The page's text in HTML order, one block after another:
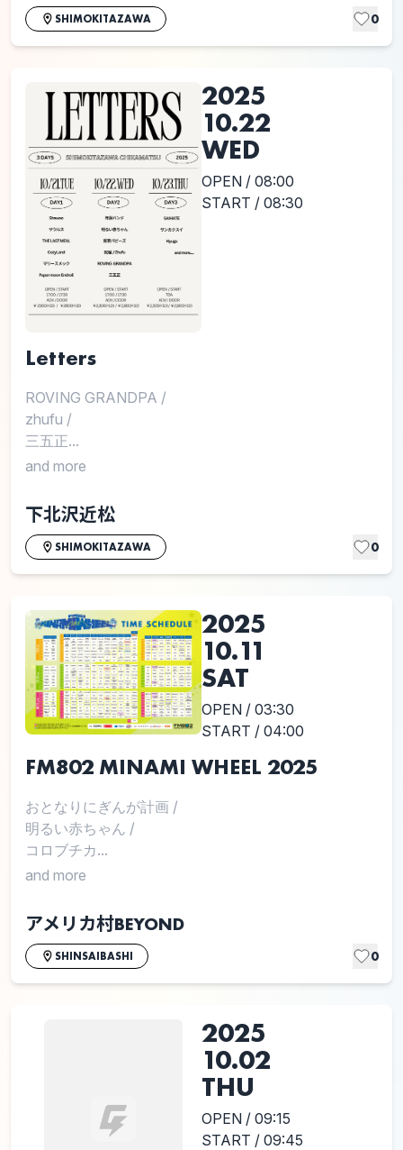
SHIMOKITAZAWA 0
2025
10.22
WED
OPEN / 08:00
START / 08:30
Letters
ROVING GRANDPA /
zhufu /
三五正...
and more
下北沢近松
SHIMOKITAZAWA 0
2025
10.11
SAT
OPEN / 03:30
START / 04:00
FM802 MINAMI WHEEL 2025
おとなりにぎんが計画 /
明るい赤ちゃん /
コロブチカ...
and more
アメリカ村BEYOND
SHINSAIBASHI 0
2025
10.02
THU
OPEN / 09:15
START / 09:45